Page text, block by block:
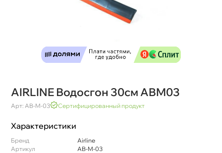
AIRLINE Водосгон 30см ABM03
Арт: AB-M-03 Сертифицированный продукт
Характеристики
Бренд
Airline
Артикул
AB-M-03